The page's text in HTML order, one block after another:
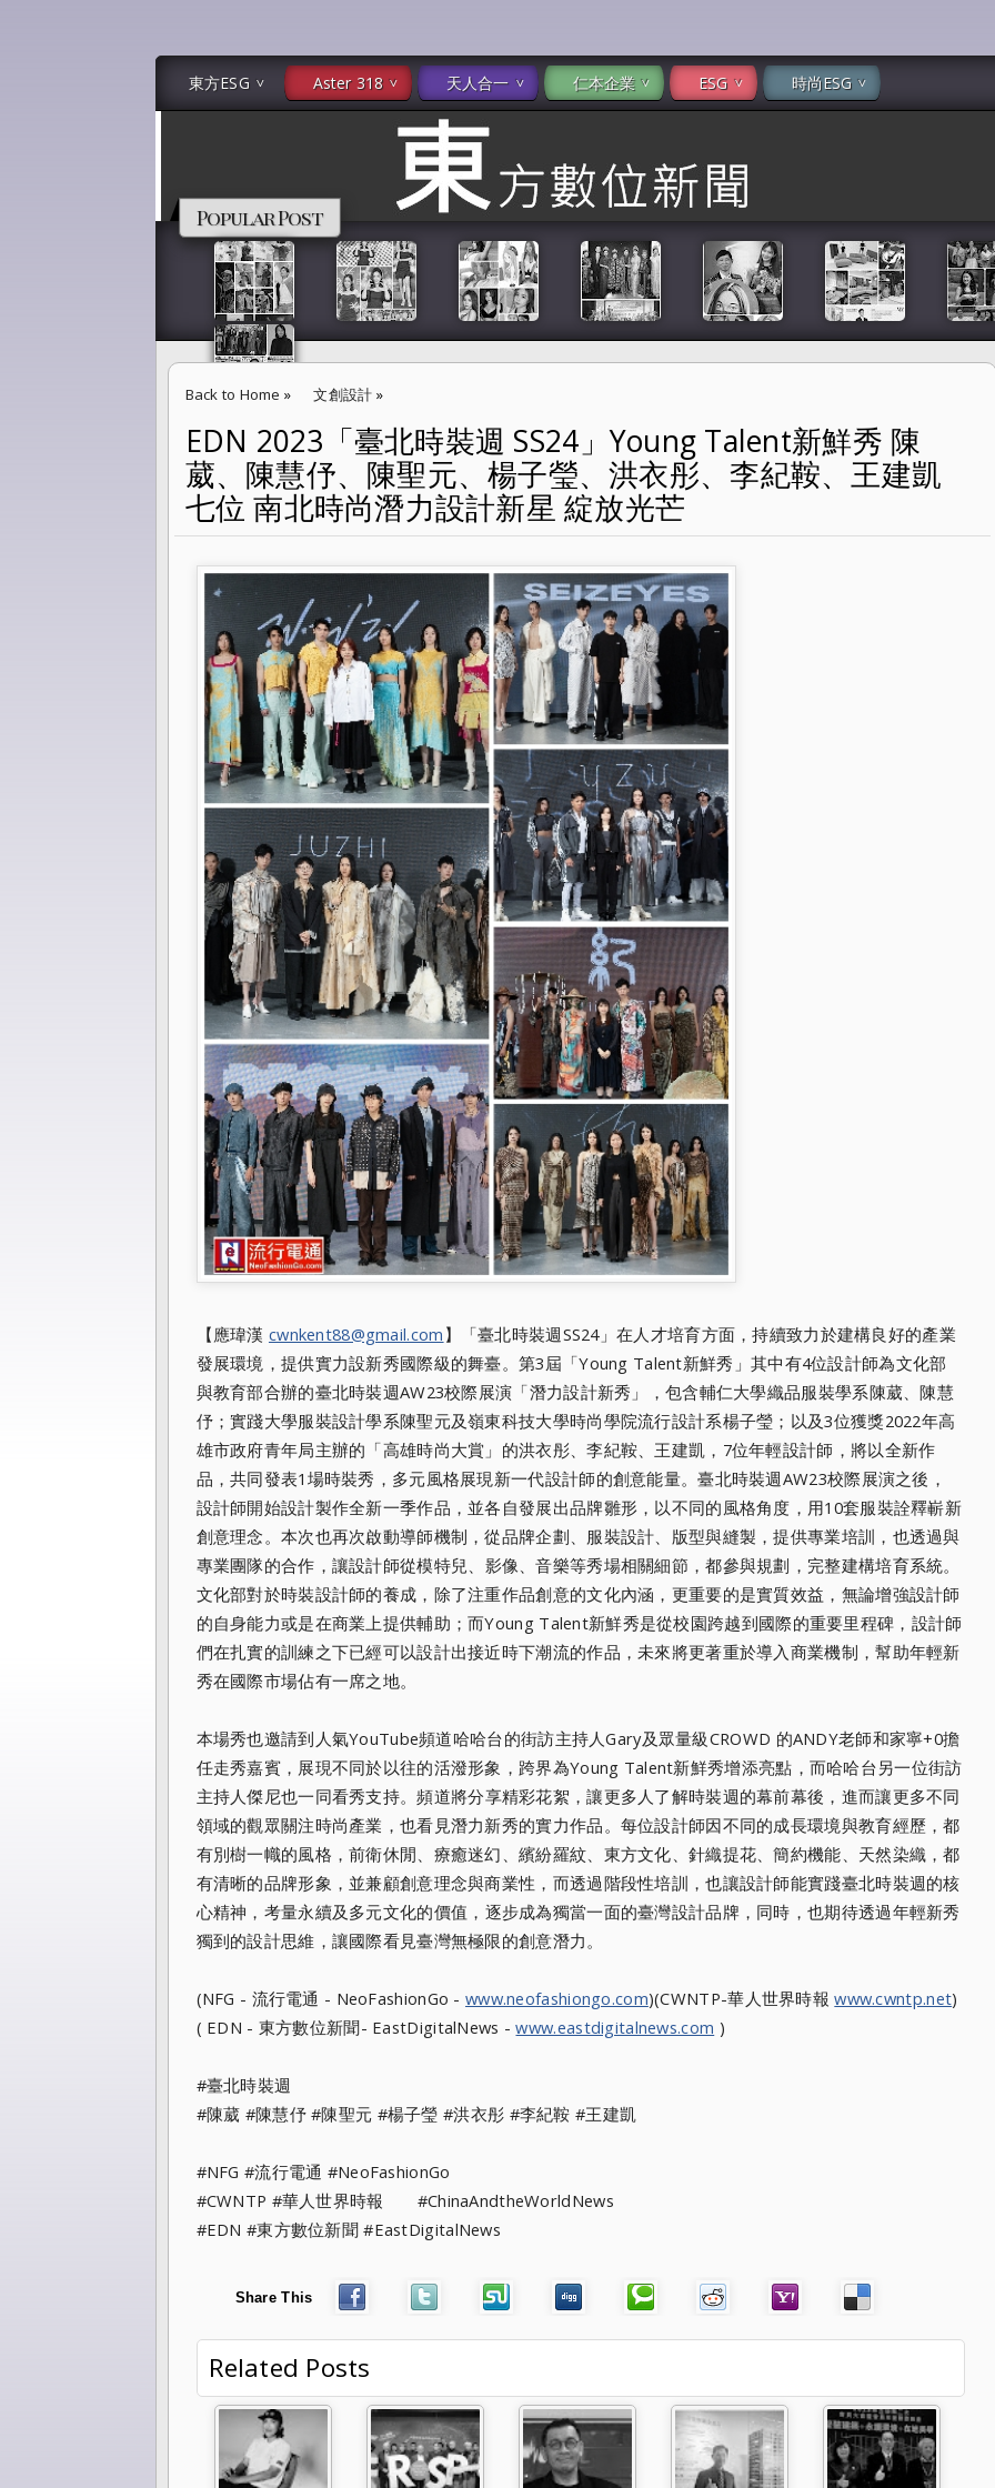
東方ESG Aster 318 天人合一 仁本企業 ESG 時尚ESG
Popular Post
Back to Home » 文創設計 »
EDN 2023「臺北時裝週 SS24」Young Talent新鮮秀 陳葳、陳慧伃、陳聖元、楊子瑩、洪衣彤、李紀鞍、
王建凱 七位 南北時尚潛力設計新星 綻放光芒
EDN 2023「臺北時裝週 SS24」Young Talent新鮮秀 陳
葳、陳慧伃、陳聖元、楊子瑩、洪衣彤、李紀鞍、王建凱
七位 南北時尚潛力設計新星 綻放光芒
【應瑋漢 cwnkent88@gmail.com 】「臺北時裝週SS24」在人才培育方面，持續致力於建構良好的產業
發展環境， 提供實力設新秀國際級的舞臺。第3屆「Young Talent新鮮秀」 其中有4位設計師為文化部
與教育部合辦的臺北時裝週AW23校際展演「潛力設計新秀」，包含輔仁大學織品服裝學系陳葳、陳慧
伃；實踐大學服裝設計學系陳聖元及嶺東科技大學時尚學院流行設計系楊子瑩；以及3位獲獎2022年高
雄市政府青年局主辦的「高雄時尚大賞」的洪衣彤、李紀鞍、王建凱，7位年輕設計師， 將以全新作
品，共同發表1場時裝秀， 多元風格展現新一代設計師的創意能量。臺北時裝週AW23校際展演之後，
設計師開始設計製作全新一季作品，並各自發展出品牌雛形， 以不同的風格角度，用10套服裝詮釋嶄新
創意理念。 本次也再次啟動導師機制，從品牌企劃、服裝設計、版型與縫製，提供專業培訓，也透過與
專業團隊的合作，讓設計師從模特兒、 影像、音樂等秀場相關細節，都參與規劃，完整建構培育系統。
文化部對於時裝設計師的養成，除了注重作品創意的文化內涵， 更重要的是實質效益， 無論增強設計師
的自身能力或是在商業上提供輔助；而Young Talent新鮮秀是從校園跨越到國際的重要里程碑， 設計師
們在扎實的訓練之下已經可以設計出接近時下潮流的作品，未來將更著重於導入商業機制，幫助年輕新
秀在國際市場佔有一席之地。
本場秀也邀請到人氣YouTube頻道哈哈台的街訪主持人Gary及眾量級CROWD 的ANDY老師和家寧+0擔
任走秀嘉賓， 展現不同於以往的活潑形象，跨界為Young Talent新鮮秀增添亮點， 而哈哈台另一位街訪
主持人傑尼也一同看秀支持。頻道將分享精彩花絮，讓更多人了解時裝週的幕前幕後， 進而讓更多不同
領域的觀眾關注時尚產業，也看見潛力新秀的實力作品。 每位設計師因不同的成長環境與教育經歷，都
有別樹一幟的風格，前衛休閒、療癒迷幻、繽紛羅紋、東方文化、針織提花、簡約機能、 天然染織，都
有清晰的品牌形象，並兼顧創意理念與商業性， 而透過階段性培訓，也讓設計師能實踐臺北時裝週的核
心精神， 考量永續及多元文化的價值，逐步成為獨當一面的臺灣設計品牌， 同時，也期待透過年輕新秀
獨到的設計思維， 讓國際看見臺灣無極限的創意潛力。
(NFG - 流行電通 - NeoFashionGo -www.neofashiongo.com)(CWNTP-華人世界時報www.cwntp.net)
( EDN - 東方數位新聞- EastDigitalNews -www.eastdigitalnews.com )
#臺北時裝週
#陳葳 #陳慧伃 #陳聖元 #楊子瑩 #洪衣彤 #李紀鞍 #王建凱
#NFG #流行電通 #NeoFashionGo
#CWNTP #華人世界時報 #ChinaAndtheWorldNews
#EDN #東方數位新聞 #EastDigitalNews
Share This
Related Posts